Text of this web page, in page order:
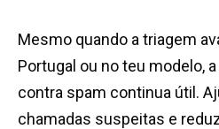
Mesmo quando a triagem
Portugal ou no teu modelo,
contra spam continua útil.
chamadas suspeitas e